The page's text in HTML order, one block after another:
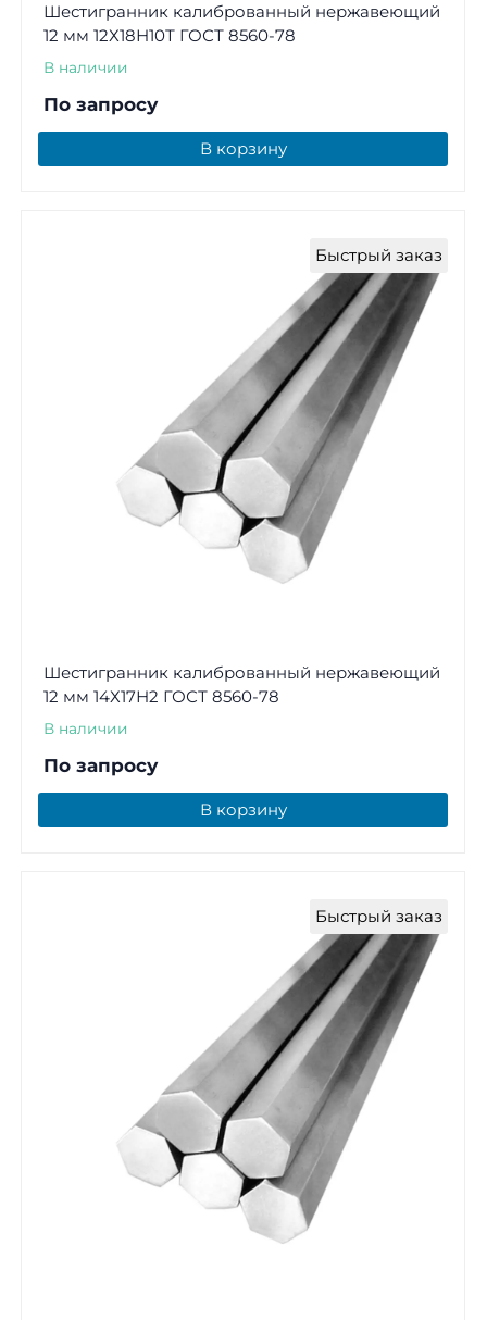
Шестигранник калиброванный нержавеющий
12 мм 12Х18Н10Т ГОСТ 8560-78
В наличии
По запросу
В корзину
Быстрый заказ
Шестигранник калиброванный нержавеющий
12 мм 14Х17Н2 ГОСТ 8560-78
В наличии
По запросу
В корзину
Быстрый заказ